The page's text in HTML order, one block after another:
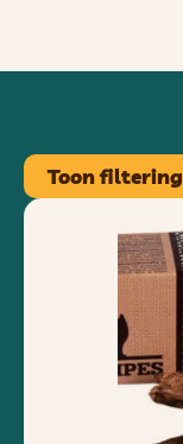
Toon filtering